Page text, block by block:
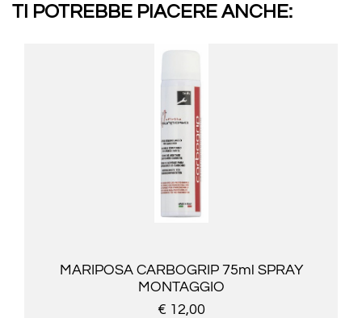
TI POTREBBE PIACERE ANCHE:
MARIPOSA CARBOGRIP 75ml SPRAY
MONTAGGIO
€ 12,00